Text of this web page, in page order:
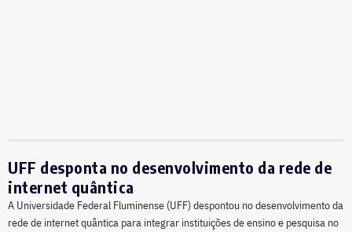
UFF desponta no desenvolvimento da rede de
internet quântica
A Universidade Federal Fluminense (UFF) despontou no desenvolvimento da
rede de internet quântica para integrar instituições de ensino e pesquisa no